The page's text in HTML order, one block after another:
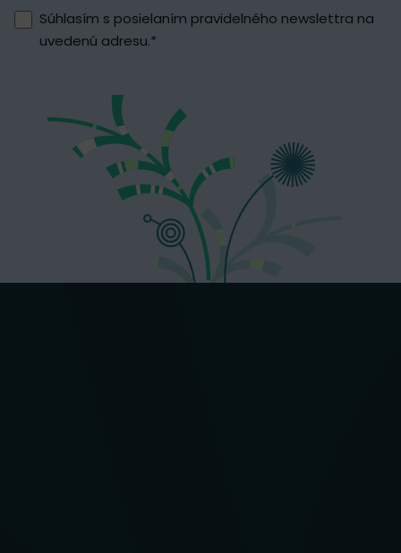
Súhlasím s posielaním pravidelného newslettra na
uvedenú adresu.*